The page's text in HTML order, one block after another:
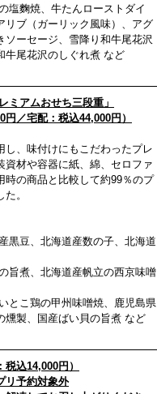
塩麴焼、牛たんローストダイ
リブ（ガーリック風味）、アグ
ソーセージ、雪降り和牛尾花沢
牛尾花沢のしぐれ煮 など
ミアムおせち三段重」
円／宅配：税込44,000円）
し、味付けにもこだわったプレ
資材や容器に紙、綿、セロファ
時の商品と比較して約99％のプ
た。
黒豆、北海道産数の子、北海道
旨煮、北海道産帆立の西京味噌
とこ鶏の甲州味噌焼、鹿児島県
燻製、国産ばい貝の旨煮 など
税込14,000円）
予約対象外